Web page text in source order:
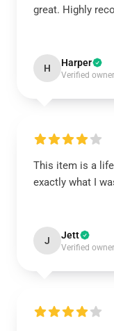
great. Highly
H Harper
Verified owner
This item is a
exactly what I
J Jett
Verified owner